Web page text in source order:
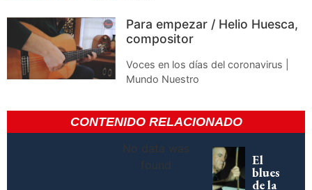
Para empezar / Helio Huesca,
compositor
Voces en los días del coronavirus |
Mundo Nuestro
CONTENIDO RELACIONADO
No data was
found
El
blues
de la